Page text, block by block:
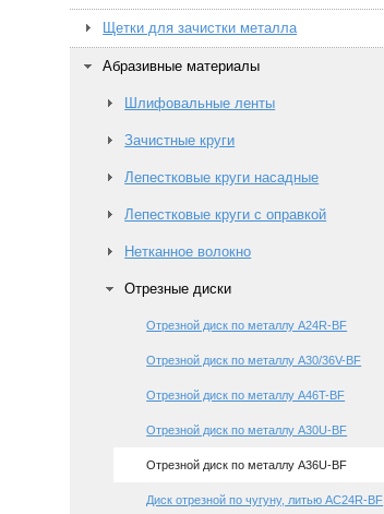
Щетки для зачистки металла
Абразивные материалы
Шлифовальные ленты
Зачистные круги
Лепестковые круги насадные
Лепестковые круги с оправкой
Нетканное волокно
Отрезные диски
Отрезной диск по металлу A24R-BF
Отрезной диск по металлу A30/36V-BF
Отрезной диск по металлу A46T-BF
Отрезной диск по металлу A30U-BF
Отрезной диск по металлу A36U-BF
Диск отрезной по чугуну, литью AC24R-BF